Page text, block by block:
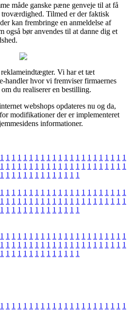
måde ganske pæne genveje til at få
Tilmed er der faktisk
kan frembringe en anmeldelse af
også bør anvendes til at danne dig et
Vi har et tæt
handler hvor vi fremviser firmaernes
du realiserer en bestilling.
webshops opdateres nu og da,
modifikationer der er implementeret
informationer.
1 1 1 1 1 1 1 1 1 1 1 1 1 1 1 1 1 1 1 1 1 1
1 1 1 1 1 1 1 1 1 1 1 1 1 1 1 1 1 1 1 1 1 1
1 1 1 1 1 1 1 1 1 1 1 1 1 1
1 1 1 1 1 1 1 1 1 1 1 1 1 1 1 1 1 1 1 1 1 1
1 1 1 1 1 1 1 1 1 1 1 1 1 1 1 1 1 1 1 1 1 1
1 1 1 1 1 1 1 1 1 1 1 1 1 1
1 1 1 1 1 1 1 1 1 1 1 1 1 1 1 1 1 1 1 1 1 1
1 1 1 1 1 1 1 1 1 1 1 1 1 1 1 1 1 1 1 1 1 1
1 1 1 1 1 1 1 1 1 1 1 1 1 1
1 1 1 1 1 1 1 1 1 1 1 1 1 1 1 1 1 1 1 1 1 1